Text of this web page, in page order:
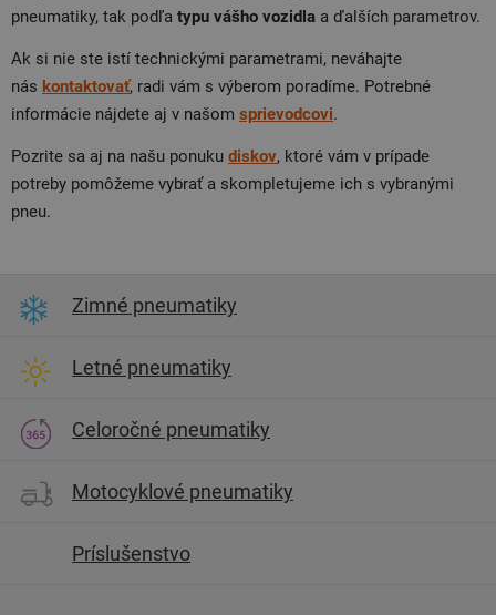
pneumatiky, tak podľa typu vášho vozidla a ďalších parametrov.
Ak si nie ste istí technickými parametrami, neváhajte
nás kontaktovať, radi vám s výberom poradíme. Potrebné
informácie nájdete aj v našom sprievodcovi.
Pozrite sa aj na našu ponuku diskov, ktoré vám v prípade
potreby pomôžeme vybrať a skompletujeme ich s vybranými
pneu.
Zimné pneumatiky
Letné pneumatiky
Celoročné pneumatiky
Motocyklové pneumatiky
Príslušenstvo